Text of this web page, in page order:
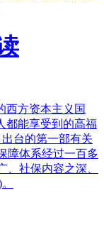
西方资本主义国
都能享受到的高福
台的第一部有关
障体系经过一百多
社保内容之深、